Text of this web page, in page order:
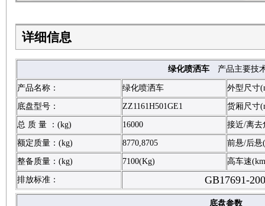
详细信息
绿化喷洒车 产品主要技
产品名称： 绿化喷洒车 外型尺寸
底盘型号： ZZ1161H501GE1 货厢尺寸
总 质 量 ：(kg) 16000 接近/离去
额定质量：(kg) 8770,8705 前悬/后悬
整备质量：(kg) 7100(Kg) 高车速
排放标准： GB17691-
底盘参数